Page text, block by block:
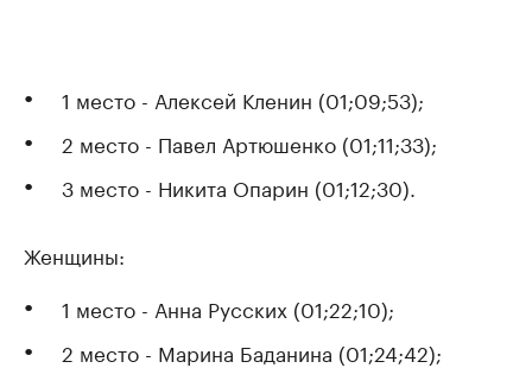
1 место - Алексей Кленин (01;09;53);
2 место - Павел Артюшенко (01;11;33);
3 место - Никита Опарин (01;12;30).
Женщины:
1 место - Анна Русских (01;22;10);
2 место - Марина Баданина (01;24;42);